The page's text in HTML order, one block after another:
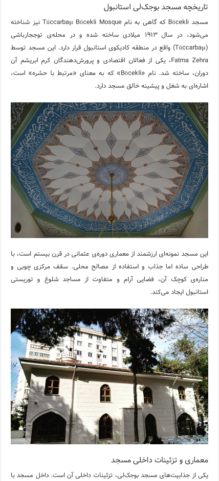
تاریخچه مسجد بوجک‌لی استانبول
مسجد Böcekli که گاهی به نام Tüccarbaşı Böcekli Mosque نیز شناخته
می‌شود، در سال ۱۹۱۳ میلادی ساخته شده و در محله‌ی توججارباشی
(Tüccarbaşı) واقع در منطقه کادیکوی استانبول قرار دارد. این مسجد توسط
Fatma Zehra، یکی از فعالان اقتصادی و پرورش‌دهندگان کرم ابریشم آن
دوران، ساخته شد. نام «Böcekli» که به معنای «مرتبط با حشره» است،
اشاره‌ای به شغل و پیشینه خالق مسجد دارد.
این مسجد نمونه‌ای ارزشمند از معماری دوره‌ی عثمانی در قرن بیستم است، با
طراحی ساده اما جذاب و استفاده از مصالح محلی. سقف مرکزی چوبی و
مناره‌ی کوچک آن، فضایی آرام و متفاوت از مساجد شلوغ و توریستی
استانبول ایجاد می‌کند.
معماری و تزئینات داخلی مسجد
یکی از جذابیت‌های مسجد بوجک‌لی، تزئینات داخلی آن است. داخل مسجد با